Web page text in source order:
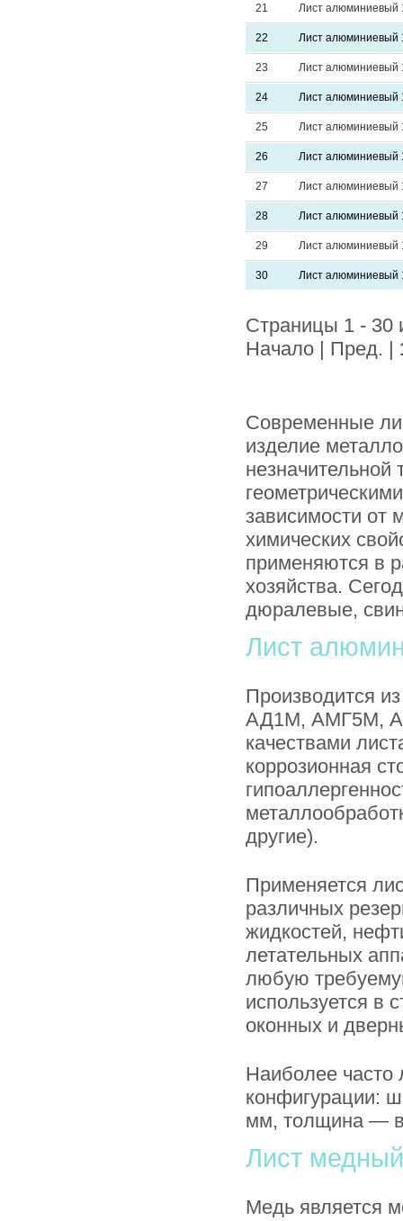
21 Лист алюминиевый
22 Лист алюминиевый
23 Лист
24 Лист
25 Лист алюминиевый
26 Лист алюминиевый
27 Лист алюминиевый
28 Лист алюминиевый
29 Лист алюминиевый
30 Лист алюминиевый
Страницы 1 - 30
Начало | Пред. |
Современные
изделие
зависимости от
химических
применяются в
хозяйства.
дюралевые,
Лист
Производится
АД1М, АМГ5М,
качествами
коррозионная
другие).
Применяется
различных
жидкостей,
летательных
любую
используется в
оконных и
Наиболее
конфигурации:
мм, толщина —
Лист медный
Медь является